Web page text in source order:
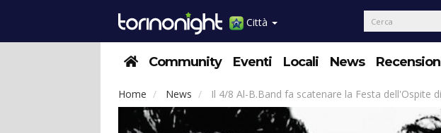
Città
Community Eventi Locali News
Home News Il 4/8 Al-B.Band fa scatenare la Festa dell'Ospite